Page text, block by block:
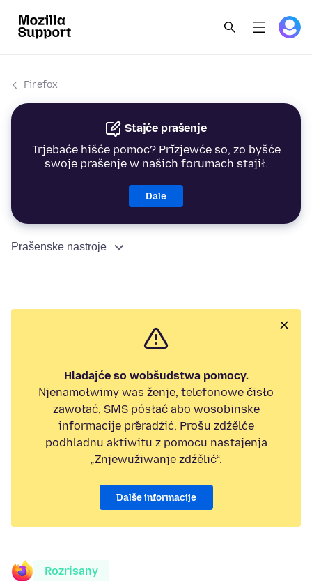
Firefox
Stajće prašenje
Trjebaće hišće pomoc? Přizjewće so, zo byšće
swoje prašenje w našich forumach stajił.
Dale
Prašenske nastroje
Hladajće so wobšudstwa pomocy.
Njenamołwimy was ženje, telefonowe čisło
zawołać, SMS pósłać abo wosobinske
informacije přeradźić. Prošu zdźělće
podhladnu aktiwitu z pomocu nastajenja
„Znjewužiwanje zdźělić“.
Dalše informacije
Rozrisany